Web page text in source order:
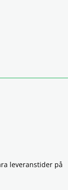
leveranstider på